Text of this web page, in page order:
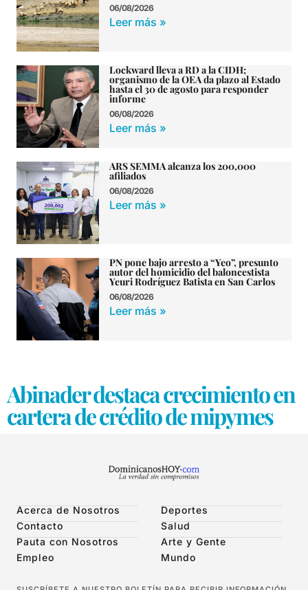
06/08/2026
Leer más »
Lockward lleva a RD a la CIDH;
organismo de la OEA da plazo al Estado
hasta el 30 de agosto para responder
informe
06/08/2026
Leer más »
ARS SEMMA alcanza los 200,000
afiliados
06/08/2026
Leer más »
PN pone bajo arresto a “Yeo”, presunto
autor del homicidio del baloncestista
Yeuri Rodríguez Batista en San Carlos
06/08/2026
Leer más »
Abinader destaca crecimiento en
cartera de crédito de mipymes
Acerca de Nosotros
Contacto
Pauta con Nosotros
Empleo
Deportes
Salud
Arte y Gente
Mundo